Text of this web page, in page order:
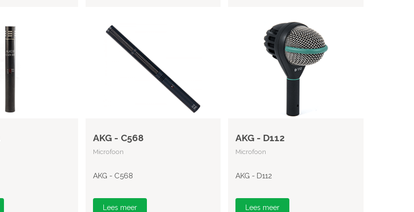
AKG - C568
Microfoon
AKG - C568
Lees meer
AKG - D112
Microfoon
AKG - D112
Lees meer